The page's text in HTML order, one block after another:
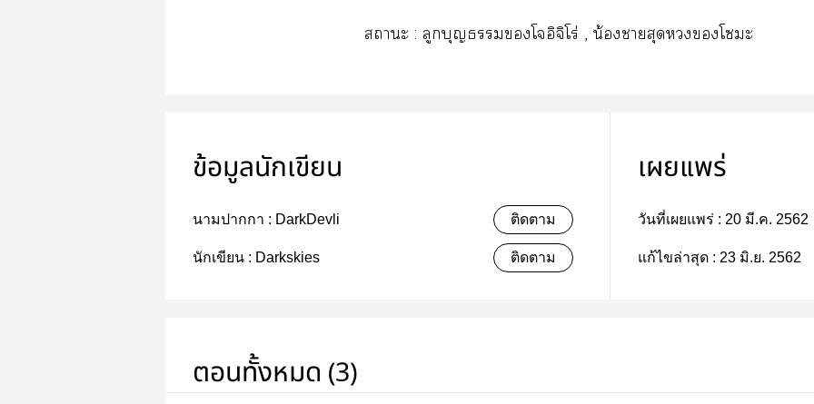
าะ : ลูกบุญโจอิจิโร่ , น้องาสุดโะ
ข้อมูลนักเขียน
นามปากกา : DarkDevli ติดตาม
นักเขียน : Darkskies ติดตาม
เผยแพร่
วันที่เผยแพร่ : 20 มี.ค. 2562
แก้ไขล่าสุด : 23 มิ.ย. 2562
ตอนทั้งหมด (3)